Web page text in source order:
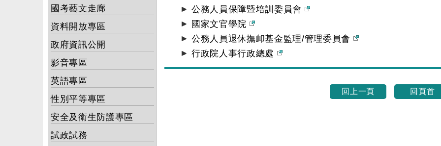
國考藝文走廊
資料開放專區
政府資訊公開
影音專區
英語專區
性別平等專區
安全及衛生防護專區
試政試務
公務人員保障暨培訓委員會
國家文官學院
公務人員退休撫卹基金監理/管理委員會
行政院人事行政總處
回上一頁 回頁首